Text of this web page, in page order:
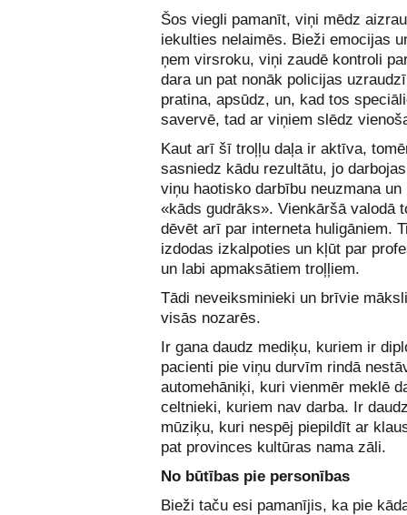
Šos viegli pamanīt, viņi mēdz
iekulties nelaimēs. Bieži emocijas
ņem virsroku, viņi zaudē kontroli
dara un pat nonāk policijas
pratina, apsūdz, un, kad tos
savervē, tad ar viņiem slēdz
Kaut arī šī troļļu daļa ir aktīva,
sasniedz kādu rezultātu, jo
viņu haotisko darbību neuzmana un
«kāds gudrāks». Vienkāršā valodā
dēvēt arī par interneta huligāniem.
izdodas izkalpoties un kļūt par
un labi apmaksātiem troļļiem.
Tādi neveiksminieki un brīvie
visās nozarēs.
Ir gana daudz mediķu, kuriem ir
pacienti pie viņu durvīm rindā
automehāniķi, kuri vienmēr meklē
celtnieki, kuriem nav darba. Ir
mūziķu, kuri nespēj piepildīt ar
pat provinces kultūras nama zāli.
No būtības pie personības
Bieži taču esi pamanījis, ka pie